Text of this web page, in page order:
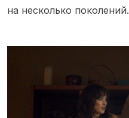
на несколько поколений.